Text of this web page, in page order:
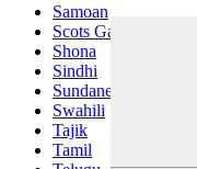
Samoan
Scots Gaelic
Shona
Sindhi
Sundanese
Swahili
Tajik
Tamil